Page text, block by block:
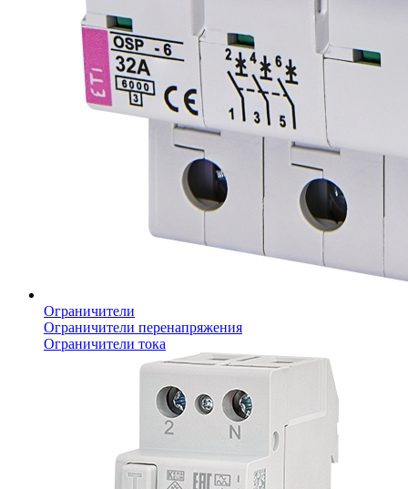
Ограничители
Ограничители перенапряжения
Ограничители тока